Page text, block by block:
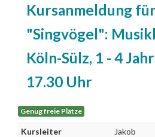
Kursanmeldung für
"Singvögel":
Köln-Sülz, 1 - 4
17.30 Uhr
Genug freie Plätze
Kursleiter
Jakob